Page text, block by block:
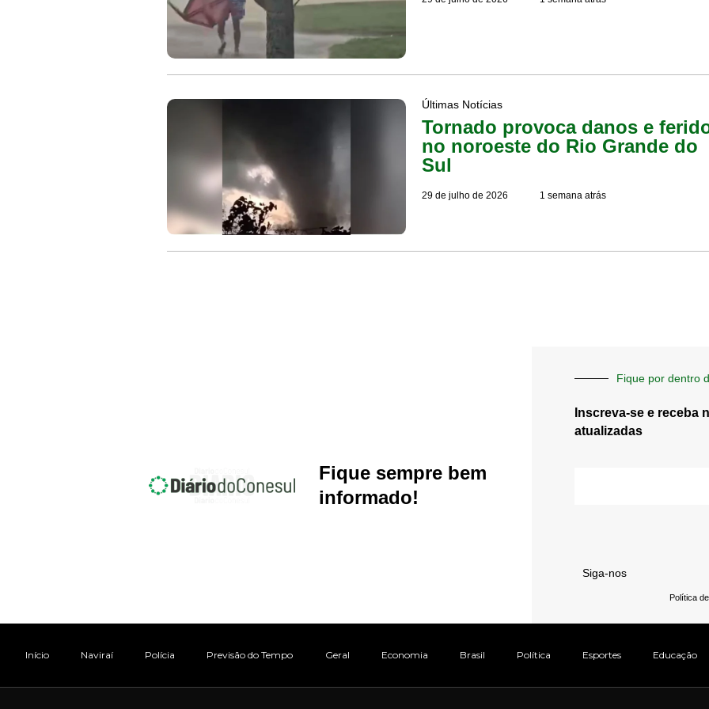
Últimas Notícias
Tornado provoca danos e
no noroeste do Rio Grande do
Sul
29 de julho de 2026 1 semana atrás
Fique sempre bem
informado!
Fique por dentro
Inscreva-se e receba
atualizadas
Siga-nos
Política
Início Naviraí Polícia Previsão do Tempo Geral Economia Brasil Política Esportes Educação